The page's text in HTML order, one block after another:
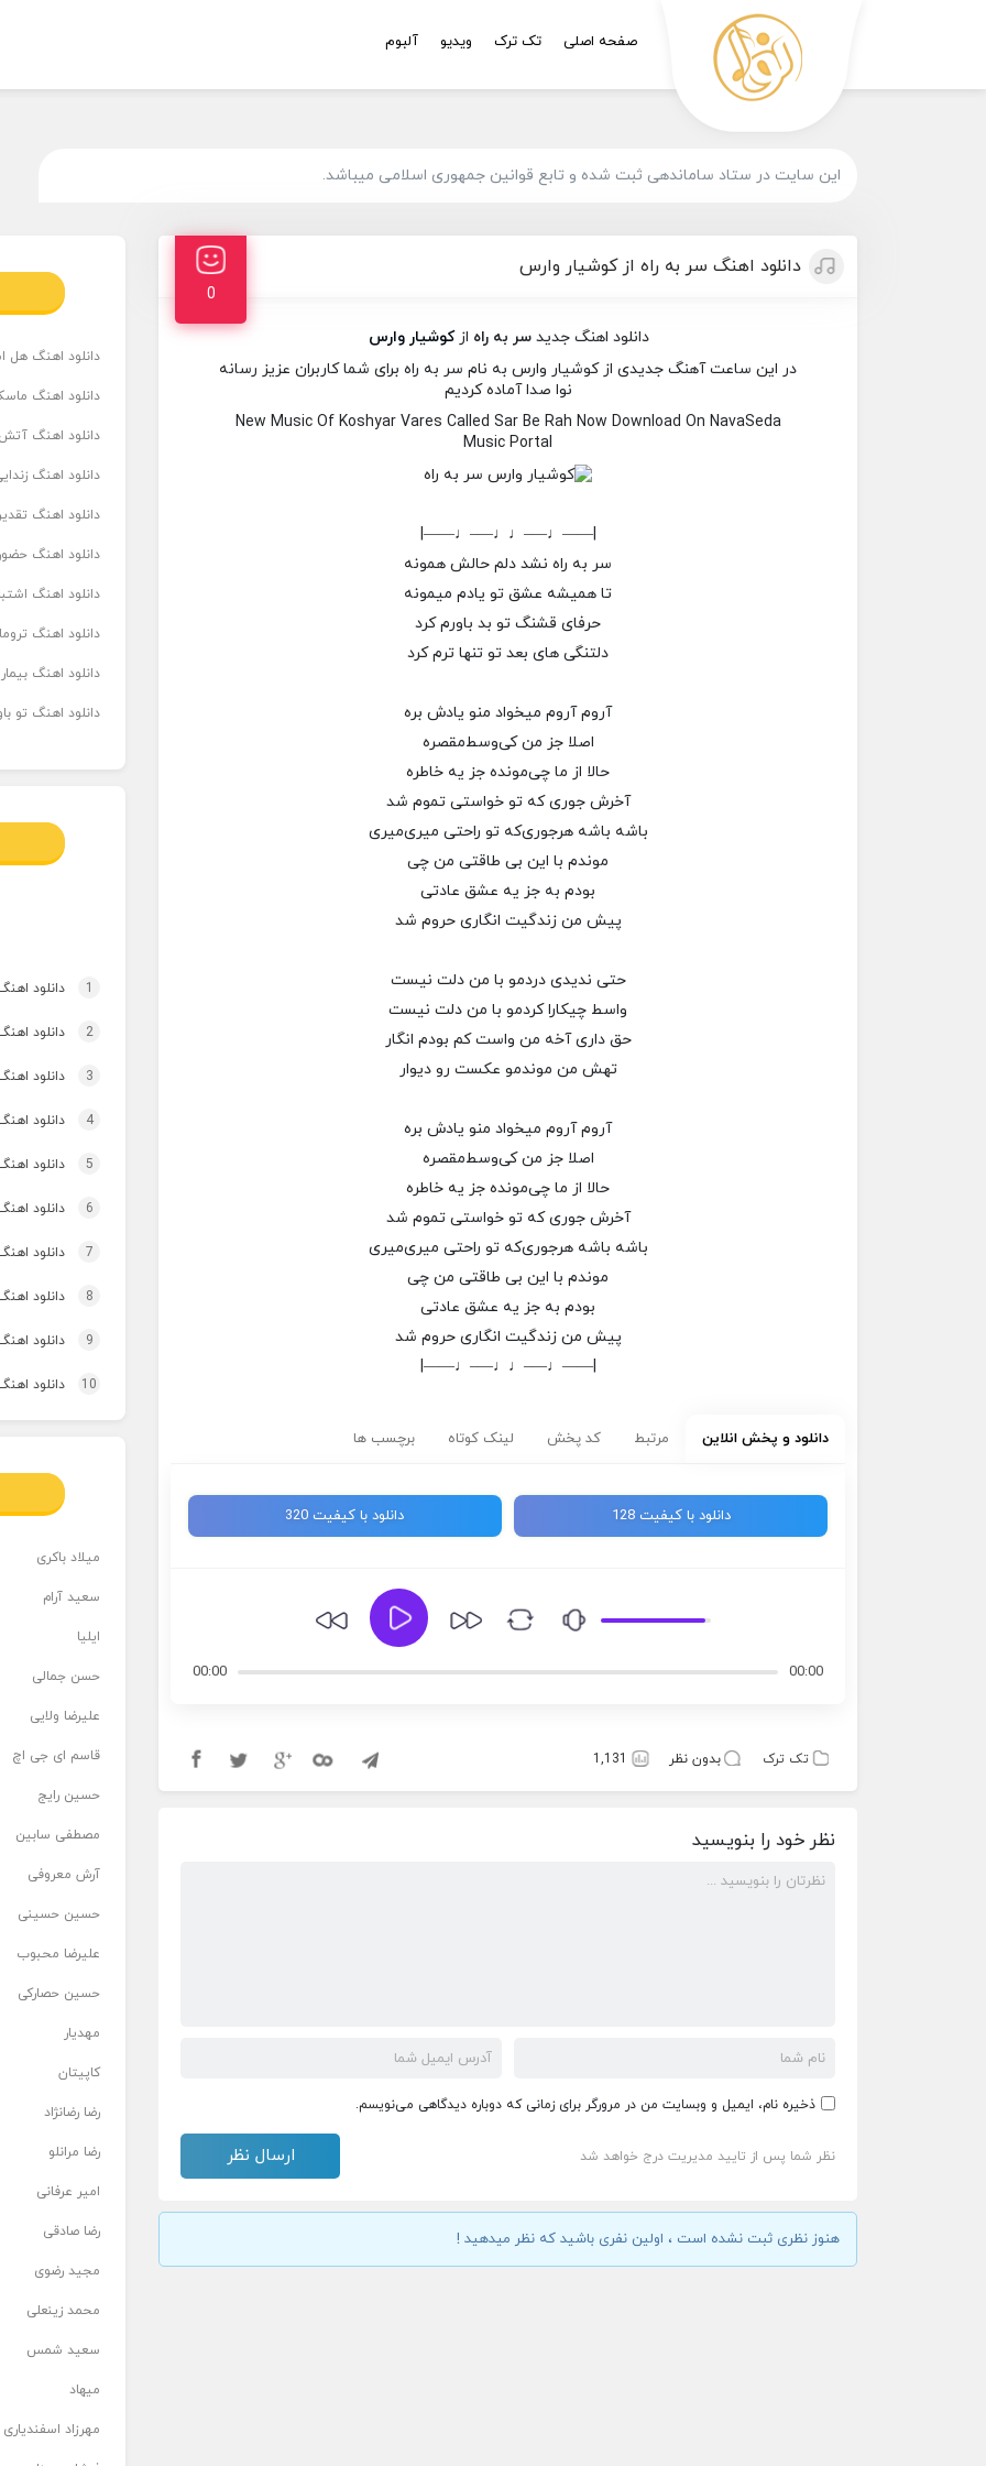
صفحه اصلی تک ترک ویدیو آلبوم
این سایت در ستاد ساماندهی ثبت شده و تابع قوانین جمهوری اسلامی میباشد.
دانلود اهنگ سر به راه از کوشیار وارس
0
دانلود اهنگ جدید سر به راه ازکوشیار وارس
در این ساعت آهنگ جدیدی از کوشیار وارس به نام سر به راه برای شما کاربران عزیز رسانه
نوا صدا آماده کردیم
New Music Of Koshyar Vares Called Sar Be Rah Now Download On NavaSeda
Music Portal
|——♩—–♩♩—–♩——|
سر به راه نشد دلم حالش همونه
تا همیشه عشق تو یادم میمونه
حرفای قشنگ تو بد باورم کرد
دلتنگی های بعد تو تنها ترم کرد
آروم آروم میخواد منو یادش بره
اصلا جز من کی‌وسط‌مقصره
حالا از ما چی‌مونده جز یه خاطره
آخرش جوری‌ که تو خواستی تموم شد
باشه باشه هرجوری‌که تو راحتی میری‌میری
موندم با این بی طاقتی من چی
بودم به جز یه عشق عادتی
پیش من زندگیت انگاری حروم شد
حتی ندیدی دردمو با من دلت نیست
واسط چیکارا کردمو با من دلت نیست
حق داری آخه من واست کم بودم انگار
تهش من موندمو عکست رو دیوار
آروم آروم میخواد منو یادش بره
اصلا جز من کی‌وسط‌مقصره
حالا از ما چی‌مونده جز یه خاطره
آخرش جوری‌ که تو خواستی تموم شد
باشه باشه هرجوری‌که تو راحتی میری‌میری
موندم با این بی طاقتی من چی
بودم به جز یه عشق عادتی
پیش من زندگیت انگاری حروم شد
|——♩—–♩♩—–♩——|
دانلود و پخش انلاین مرتبط کد پخش لینک کوتاه برچسب ها
دانلود با کیفیت 128 دانلود با کیفیت 320
00:00
00:00
تک ترک بدون نظر 1,131
نظر خود را بنویسید
ذخیره نام، ایمیل و وبسایت من در مرورگر برای زمانی که دوباره دیدگاهی می‌نویسم.
نظر شما پس از تایید مدیریت درج خواهد شد
هنوز نظری ثبت نشده است ، اولین نفری باشید که نظر میدهید !
دانلود اهنگ هل
دانلود اهنگ
دانلود اهنگ
دانلود اهنگ
دانلود اهنگ
دانلود اهنگ
دانلود اهنگ
دانلود اهنگ
دانلود اهنگ
دانلود اهنگ تو
1 دانلود اهنگ تاپ و
2 دانلود
3 دانلود اهنگ برنو
4 دانلود
5 دانلود
6 دانلود
7 دانلود
8 دانلود
9 دانلود
10 دانلود
میلاد باکری
سعید آرام
ایلیا
حسن جمالی
علیرضا ولایی
قاسم ای جی اچ
حسین رایج
مصطفی سابین
آرش معروفی
حسین حسینی
علیرضا محبوب
حسین حصارکی
مهدیار
کاپیتان
رضا رضانژاد
رضا مرانلو
امیر عرفانی
رضا صادقی
مجید رضوی
محمد زینعلی
سعید شمس
میهاد
مهرزاد اسفندیاری